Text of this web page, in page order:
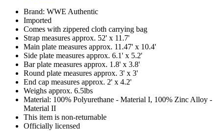
Brand: WWE Authentic
Imported
Comes with zippered cloth carrying bag
Strap measures approx. 52' x 11.7'
Main plate measures approx. 11.47' x 10.4'
Side plate measures approx. 6.1' x 5.2'
Bar plate measures approx. 1.8' x 3.8'
Round plate measures approx. 3' x 3'
End cap measures approx. 2' x 4.2'
Weighs approx. 6.5lbs
Material: 100% Polyurethane - Material I, 100% Zinc Alloy -
Material II
This item is non-returnable
Officially licensed